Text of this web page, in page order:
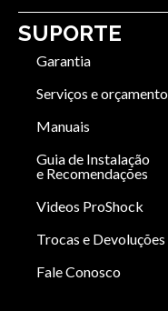
SUPORTE
Garantia
Serviços e
Manuais
Guia de Instalação
e Recomendações
Videos ProShock
Trocas e Devoluções
Fale Conosco